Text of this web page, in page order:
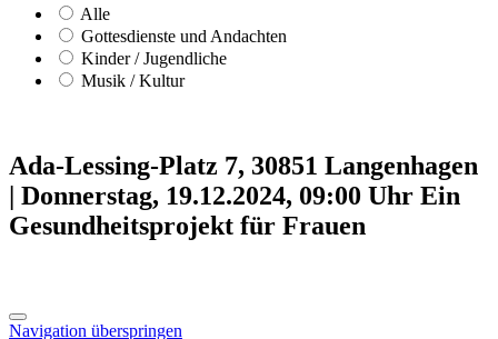
Alle
Gottesdienste und Andachten
Kinder / Jugendliche
Musik / Kultur
Ada-Lessing-Platz 7, 30851 Langenhagen
| Donnerstag, 19.12.2024, 09:00 Uhr Ein
Gesundheitsprojekt für Frauen
Navigation überspringen